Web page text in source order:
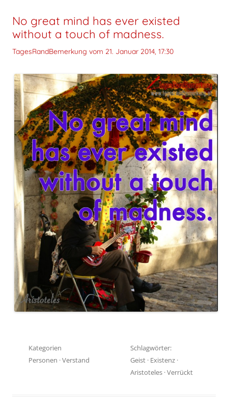
No great mind has ever existed
without a touch of madness.
TagesRandBemerkung vom 21. Januar 2014, 17:30
Kategorien
Personen ·Verstand
Schlagwörter:
Geist · Existenz ·
Aristoteles ·Verrückt